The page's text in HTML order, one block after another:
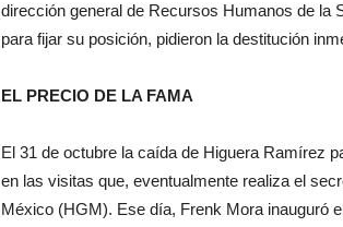
dirección general de Recursos Humanos de la
para fijar su posición, pidieron la destitución
EL PRECIO DE LA FAMA
El 31 de octubre la caída de Higuera Ramírez
en las visitas que, eventualmente realiza el
México (HGM). Ese día, Frenk Mora inauguró